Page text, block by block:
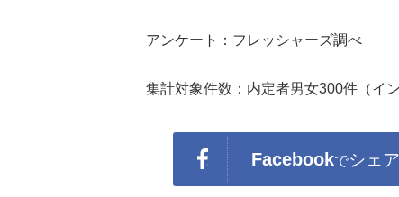
アンケート：フレッシャーズ調べ
集計対象件数：内定者男女300件（イ
Facebookでシェア